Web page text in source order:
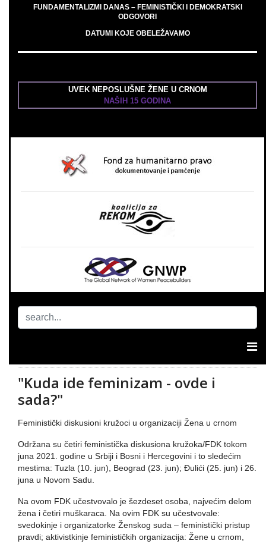
FUNDAMENTALIZMI DANAS – FEMINISTIČKI I DEMOKRATSKI
ODGOVORI
DATUMI KOJE OBELEŽAVAMO
UVEK NEPOSLUŠNE ŽENE U CRNOM
NAŠIH 15 GODINA
"Kuda ide feminizam - ovde i
sada?"
Feministički diskusioni kružoci u organizaciji Žena u crnom
Održana su četiri feministička diskusiona kružoka/FDK tokom
juna 2021. godine u Srbiji i Bosni i Hercegovini i to sledećim
mestima: Tuzla (10. jun), Beograd (23. jun); Đulići (25. jun) i 26.
juna u Novom Sadu.
Na ovom FDK učestvovalo je šezdeset osoba, najvećim delom
žena i četiri muškaraca. Na ovim FDK su učestvovale:
svedokinje i organizatorke Ženskog suda – feministički pristup
pravdi; aktivistkinje feminističkih organizacija: Žene u crnom,